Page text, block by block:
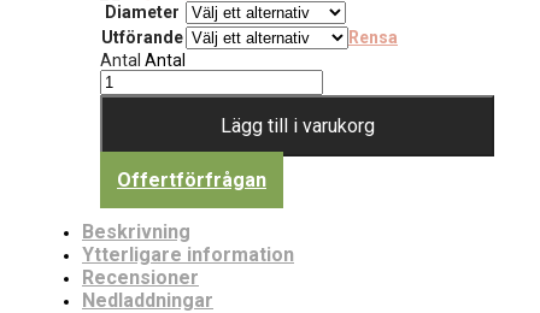
Diameter
Utförande
Rensa
Antal Antal
Lägg till i varukorg
Offertförfrågan
Beskrivning
Ytterligare information
Recensioner
Nedladdningar